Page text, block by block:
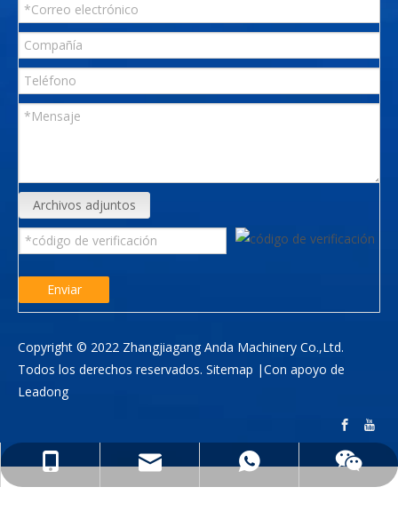
+86-18051537011
info@anda-china.com
+86-18051537011
Archivos adjuntos
Enviar
Copyright © 2022 Zhangjiagang Anda Machinery Co.,Ltd.
Todos los derechos reservados. Sitemap |Con apoyo de
Leadong